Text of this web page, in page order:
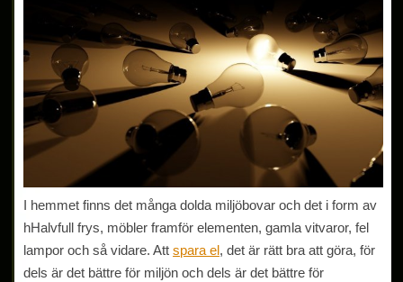
I hemmet finns det många dolda miljöbovar och det i form av
hHalvfull frys, möbler framför elementen, gamla vitvaror, fel
lampor och så vidare. Attspara el, det är rätt bra att göra, för
dels är det bättre för miljön och dels är det bättre för